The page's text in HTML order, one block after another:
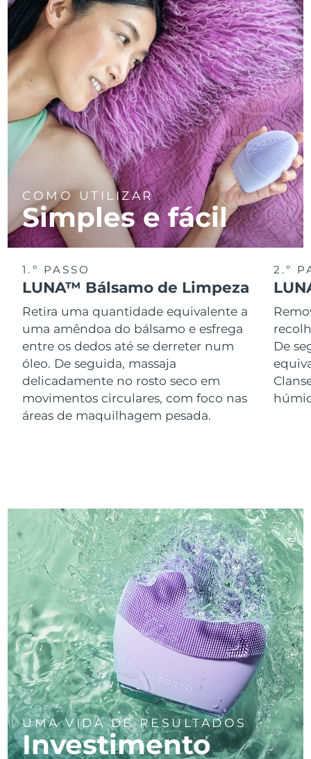
COMO UTILIZAR
Simples e fácil
1.º PASSO
LUNA™ Bálsamo de Limpeza
Retira uma quantidade equivalente a
uma amêndoa do bálsamo e esfrega
entre os dedos até se derreter num
óleo. De seguida, massaja
delicadamente no rosto seco em
movimentos circulares, com foco nas
áreas de maquilhagem pesada.
2.º
De
UMA VIDA DE RESULTADOS
Investimento